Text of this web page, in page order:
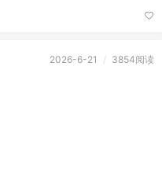
2026-6-21 / 3854阅读